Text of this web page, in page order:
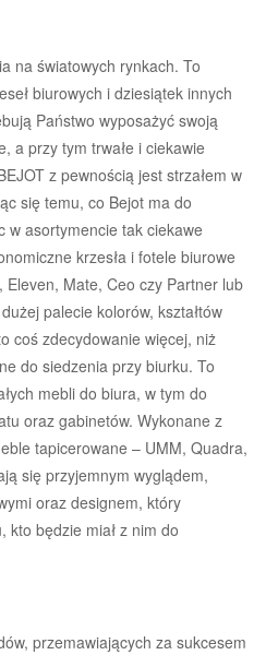
na światowych rynkach. To
biurowych i dziesiątek innych
Państwo wyposażyć swoją
a przy tym trwałe i ciekawie
z pewnością jest strzałem w
się temu, co Bejot ma do
w asortymencie tak ciekawe
krzesła i fotele biurowe
Mate, Ceo czy Partner lub
palecie kolorów, kształtów
coś zdecydowanie więcej, niż
do siedzenia przy biurku. To
mebli do biura, w tym do
oraz gabinetów. Wykonane z
tapicerowane – UMM, Quadra,
się przyjemnym wyglądem,
oraz designem, który
kto będzie miał z nim do
przemawiających za sukcesem